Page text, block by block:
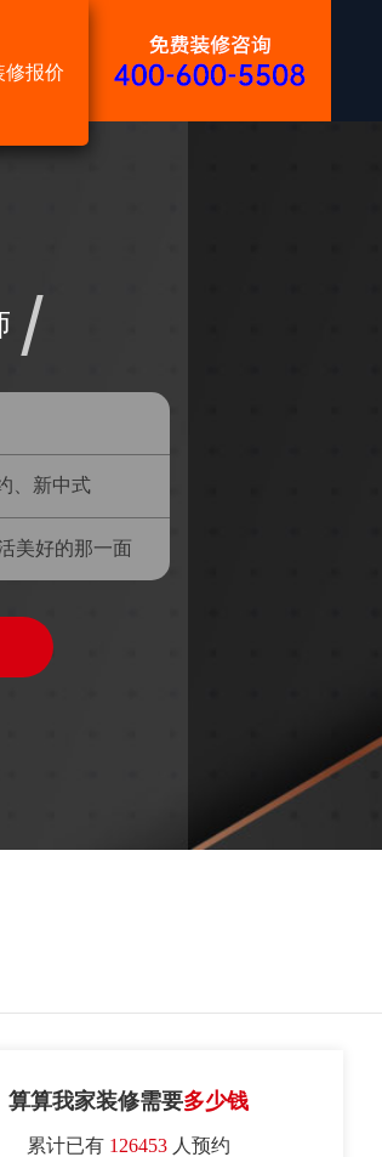
修报价
、新中式
美好的那一面
算算我家装修需要多少钱
累计已有 126453 人预约